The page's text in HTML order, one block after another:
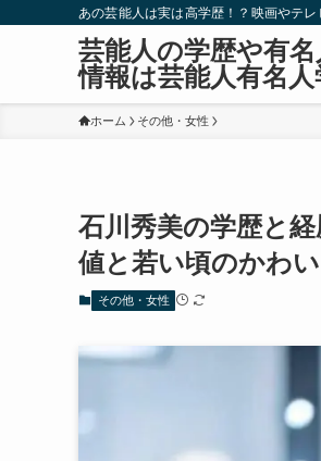
あの芸能人は実は高学歴！？映画やテ
芸能人の学歴や有
情報は芸能人有名
ホーム その他・女性
石川秀美の学歴と
値と若い頃のかわ
その他・女性